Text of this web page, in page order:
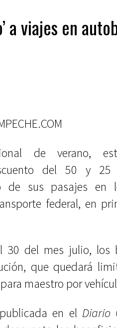
a viajes en
de verano,
del 50 y 25
de sus pasajes en
federal, en
del mes julio, los
que quedará
maestro por
en el Diario